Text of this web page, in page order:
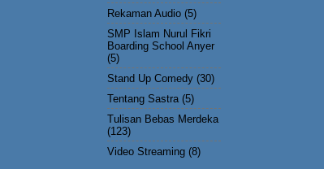
Rekaman Audio (5)
SMP Islam Nurul Fikri
Boarding School Anyer
(5)
Stand Up Comedy (30)
Tentang Sastra (5)
Tulisan Bebas Merdeka
(123)
Video Streaming (8)